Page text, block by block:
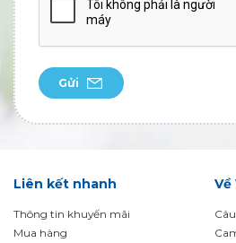
Gửi
Liên kết nhanh
Thông tin khuyến mãi
Mua hàng
Về